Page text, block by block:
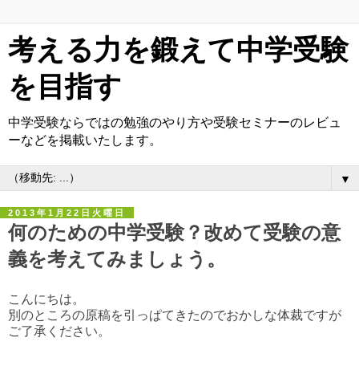
考える力を鍛えて中学受験
を目指す
中学受験ならではの勉強のやり方や受験セミナーのレビュ
ーなどを掲載いたします。
▼
2013年1月22日火曜日
何のための中学受験？改めて受験の意
義を考えてみましょう。
こんにちは。
別のところの原稿を引っぱてきたのでおかしな体裁ですが
ご了承ください。